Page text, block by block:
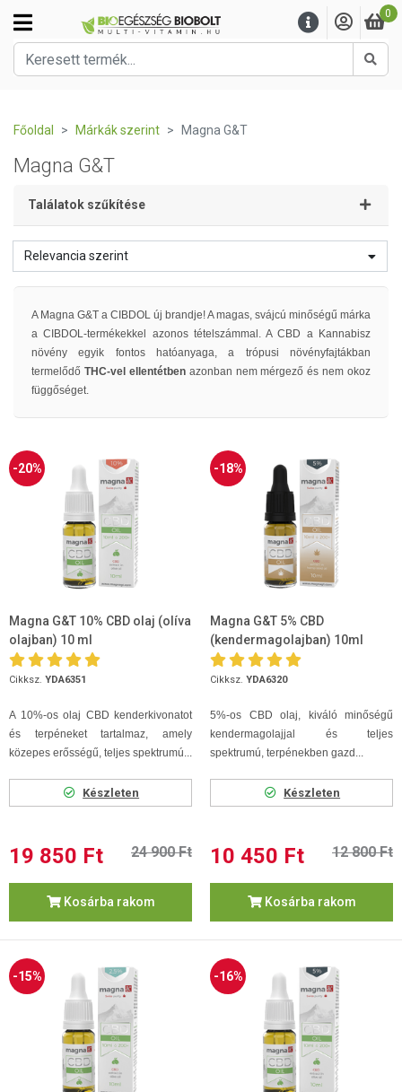
0
Főoldal Márkák szerint Magna G&T
Magna G&T
Találatok szűkítése
Relevancia szerint
A Magna G&T a CIBDOL új brandje! A magas, svájcú minőségű márka
a CIBDOL-termékekkel azonos tételszámmal. A CBD a Kannabisz
növény egyik fontos hatóanyaga, a trópusi növényfajtákban
termelődő THC-vel ellentétbenazonban nem mérgező és nem okoz
függőséget.
-20%
Magna G&T 10% CBD olaj (olíva
olajban) 10 ml
Cikksz. YDA6351
A 10%-os olaj CBD kenderkivonatot
és terpéneket tartalmaz, amely
közepes erősségű, teljes spektrumú...
Készleten
19 850 Ft 24 900 Ft
Kosárba rakom
-18%
Magna G&T 5% CBD
(kendermagolajban) 10ml
Cikksz. YDA6320
5%-os CBD olaj, kiváló minőségű
kendermagolajjal és teljes
spektrumú, terpénekben gazd...
Készleten
10 450 Ft 12 800 Ft
Kosárba rakom
-15% -16%